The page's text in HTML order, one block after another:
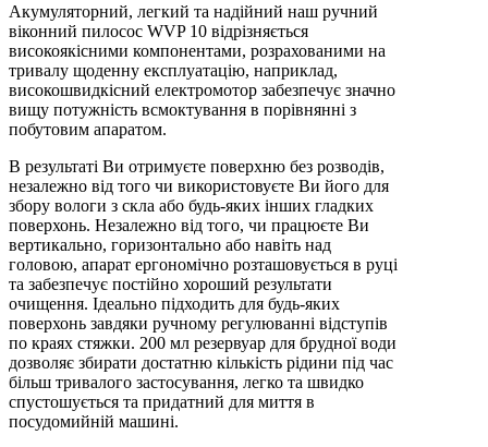
Акумуляторний, легкий та надійний наш ручний
віконний пилосос WVP 10 відрізняється
високоякісними компонентами, розрахованими на
тривалу щоденну експлуатацію, наприклад,
високошвидкісний електромотор забезпечує значно
вищу потужність всмоктування в порівнянні з
побутовим апаратом.
В результаті Ви отримуєте поверхню без розводів,
незалежно від того чи використовуєте Ви його для
збору вологи з скла або будь-яких інших гладких
поверхонь. Незалежно від того, чи працюєте Ви
вертикально, горизонтально або навіть над
головою, апарат ергономічно розташовується в руці
та забезпечує постійно хороший результати
очищення. Ідеально підходить для будь-яких
поверхонь завдяки ручному регулюванні відступів
по краях стяжки. 200 мл резервуар для брудної води
дозволяє збирати достатню кількість рідини під час
більш тривалого застосування, легко та швидко
спустошується та придатний для миття в
посудомийній машині.